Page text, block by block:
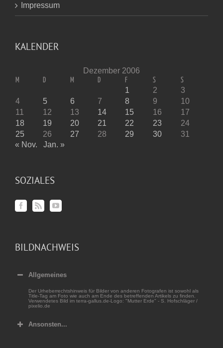
Impressum
KALENDER
Dezember 2006
M D M D F S S
1 2
3
4
5 6 7 8 9
10
11
12 13 14 15 16
17
18
19 20 21 22 23
24
25
26 27 28 29 30
31
« Nov.
Jan. »
SOZIALES
BILDNACHWEIS
Allgemeines
Der Urheberrechtshinweis für Bilder von anderen Fotografen ist sowohl als
Title-Tag am Foto wie auch am Ende des betreffenden Artikels zu finden.
Verwendetes Bild im terra-gallus.de-Logo: "Mutter Erde" - S. Hofschläger /
pixelio.de
Ansonsten...